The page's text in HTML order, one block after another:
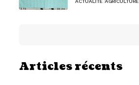
ACTUALITÉ AGRICULTURE
Articles récents